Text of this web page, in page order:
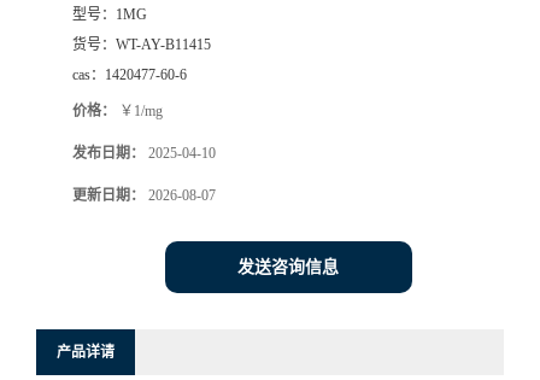
型号： 1MG
货号： WT-AY-B11415
cas： 1420477-60-6
价格： ￥1/mg
发布日期： 2025-04-10
更新日期： 2026-08-07
发送咨询信息
产品详请